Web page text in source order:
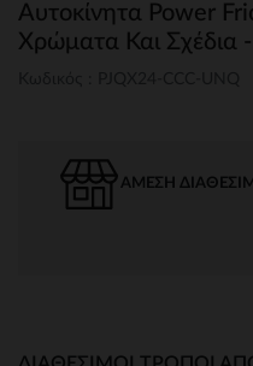
Αυτοκίνητα Power
Χρώματα Και Σχέδια
ΆΜΕΣΗ